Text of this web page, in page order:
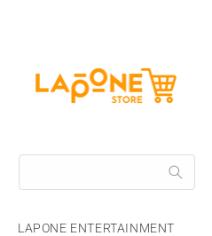
LAPONE ENTERTAINMENT